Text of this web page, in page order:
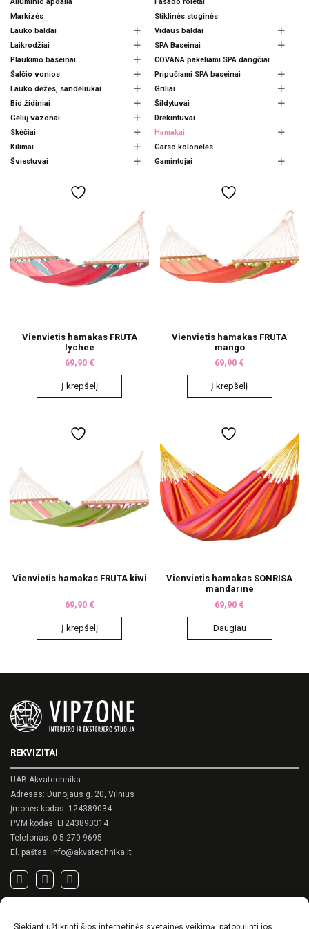
Siekiant užtikrinti šios internetinės svetainės veikimą, patobulinti jos
Markizės
Stiklinės stoginės
Lauko baldai
Vidaus baldai
Laikrodžiai
SPA Baseinai
Plaukimo baseinai
COVANA pakeliami SPA dangčiai
Šalčio vonios
Pripučiami SPA baseinai
Lauko dėžės, sandėliukai
Griliai
Bio židiniai
Šildytuvai
Gėlių vazonai
Drėkintuvai
Skėčiai
Hamakai
Kilimai
Garso kolonėlės
Šviestuvai
Gamintojai
Vienvietis hamakas FRUTA
lychee
69,90 €
Į krepšelį
Vienvietis hamakas FRUTA
mango
69,90 €
Į krepšelį
Vienvietis hamakas FRUTA kiwi
69,90 €
Į krepšelį
Vienvietis hamakas SONRISA
mandarine
69,90 €
Daugiau
REKVIZITAI
UAB Akvatechnika
Adresas: Dunojaus g. 20, Vilnius
Įmonės kodas: 124389034
PVM kodas: LT243890314
Telefonas: 0 5 270 9695
El. paštas: info@akvatechnika.lt